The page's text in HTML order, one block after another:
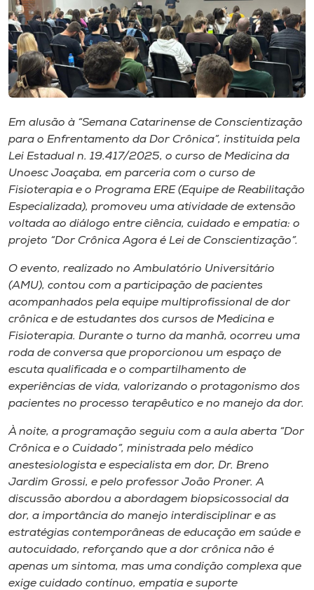
Cultura
CPA
Editora
Rádio
Museu
Unoesc
Store
Selecione
o idioma
A+
A-
Em alusão à “Semana Catarinense de Conscientização
para o Enfrentamento da Dor Crônica”, instituída pela
Lei Estadual n. 19.417/2025, o curso de Medicina da
Unoesc Joaçaba, em parceria com o curso de
Fisioterapia e o Programa ERE (Equipe de Reabilitação
Especializada), promoveu uma atividade de extensão
voltada ao diálogo entre ciência, cuidado e empatia: o
projeto “Dor Crônica Agora é Lei de Conscientização”.
O evento, realizado no Ambulatório Universitário
(AMU), contou com a participação de pacientes
acompanhados pela equipe multiprofissional de dor
crônica e de estudantes dos cursos de Medicina e
Fisioterapia. Durante o turno da manhã, ocorreu uma
roda de conversa que proporcionou um espaço de
escuta qualificada e o compartilhamento de
experiências de vida, valorizando o protagonismo dos
pacientes no processo terapêutico e no manejo da dor.
À noite, a programação seguiu com a aula aberta “Dor
Crônica e o Cuidado”, ministrada pelo médico
anestesiologista e especialista em dor, Dr. Breno
Jardim Grossi, e pelo professor João Proner. A
discussão abordou a abordagem biopsicossocial da
dor, a importância do manejo interdisciplinar e as
estratégias contemporâneas de educação em saúde e
autocuidado, reforçando que a dor crônica não é
apenas um sintoma, mas uma condição complexa que
exige cuidado contínuo, empatia e suporte